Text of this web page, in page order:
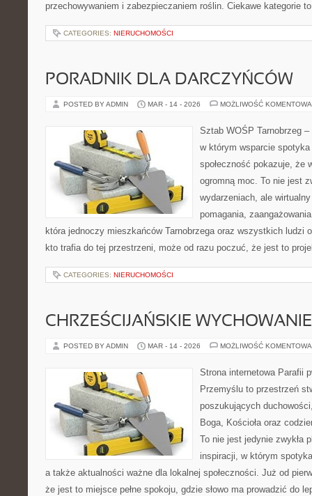
przechowywaniem i zabezpieczaniem roślin. Ciekawe kategorie
CATEGORIES: NIERUCHOMOŚCI
PORADNIK DLA DARCZYŃCÓW
POSTED BY ADMIN MAR - 14 - 2026 MOŻLIWOŚĆ
Sztab WOŚP Tarnobrzeg
w którym wsparcie
społeczność pokazuje, że
ogromną moc. To nie jest
wydarzeniach, ale
pomagania,
która jednoczy mieszkańców Tarnobrzega oraz wszystkich ludzi
kto trafia do tej przestrzeni, może od razu poczuć, że jest to
CATEGORIES: NIERUCHOMOŚCI
CHRZEŚCIJAŃSKIE
POSTED BY ADMIN MAR - 14 - 2026 MOŻLIWOŚĆ
Strona internetowa Parafii
Przemyślu to przestrzeń
poszukujących
Boga, Kościoła oraz
To nie jest jedynie zwykła
inspiracji, w którym
a także aktualności ważne dla lokalnej społeczności. Już od
że jest to miejsce pełne spokoju, gdzie słowo ma prowadzić do